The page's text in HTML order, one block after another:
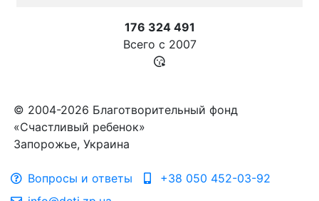
176 324 491
Всего с 2007
© 2004-2026 Благотворительный фонд
«Счастливый ребенок»
Запорожье, Украина
Вопросы и ответы
+38 050 452-03-92